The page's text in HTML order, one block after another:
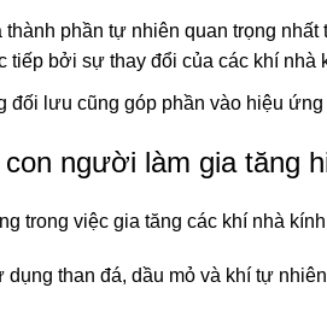
phần tự nhiên quan trọng
bởi sự thay đổi của các khí nhà
đối lưu cũng góp phần vào hiệu
người làm gia tăng
trong việc gia tăng các khí nhà
dụng than đá, dầu mỏ và khí tự